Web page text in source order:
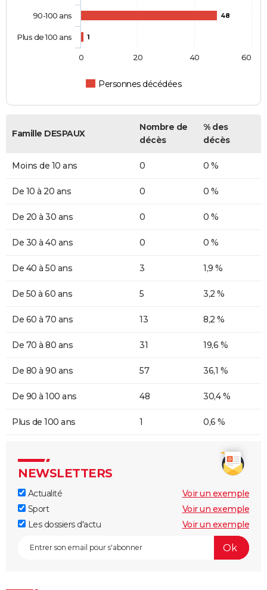
48
1
Personnes décédées
90-100 ans
Plus de 100 ans
0 20 40 60
Famille DESPAUX
Nombre de
décès
% des
décès
Moins de 10 ans 0 0 %
De 10 à 20 ans 0 0 %
De 20 à 30 ans 0 0 %
De 30 à 40 ans 0 0 %
De 40 à 50 ans 3 1,9 %
De 50 à 60 ans 5 3,2 %
De 60 à 70 ans 13 8,2 %
De 70 à 80 ans 31 19,6 %
De 80 à 90 ans 57 36,1 %
De 90 à 100 ans 48 30,4 %
Plus de 100 ans 1 0,6 %
NEWSLETTERS
Actualité
Voir un exemple
Sport
Voir un exemple
Les dossiers d'actu
Voir un exemple